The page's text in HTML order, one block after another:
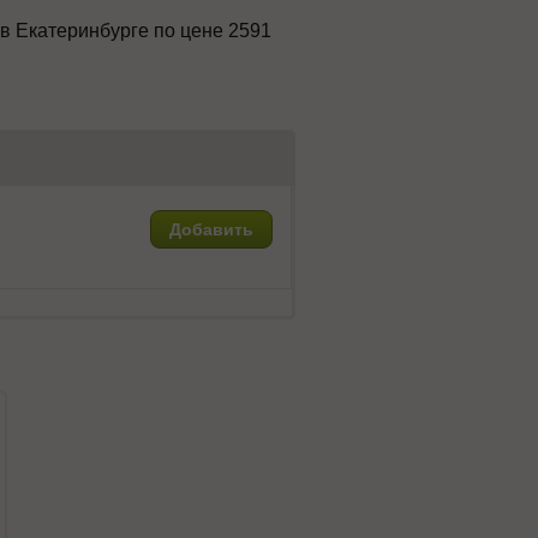
Екатеринбурге по цене 2591
Добавить